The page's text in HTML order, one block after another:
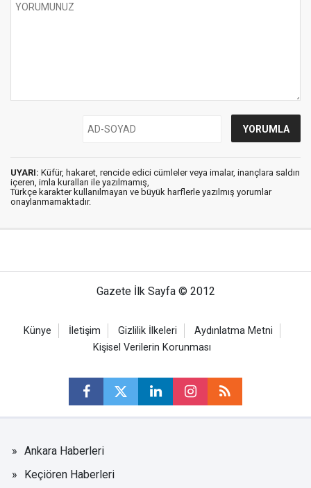
UYARI: Küfür, hakaret, rencide edici cümleler veya imalar, inançlara saldırı
içeren, imla kuralları ile yazılmamış,
Türkçe karakter kullanılmayan ve büyük harflerle yazılmış yorumlar
onaylanmamaktadır.
Gazete İlk Sayfa © 2012
Künye İletişim Gizlilik İlkeleri
Aydınlatma Metni
Kişisel Verilerin Korunması
Ankara Haberleri
Keçiören Haberleri